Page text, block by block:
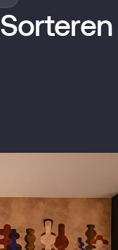
Sorteren